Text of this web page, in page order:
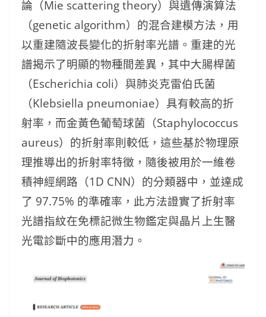
論（Mie scattering theory）與遺傳演算法
（genetic algorithm）的混合建模方法，用
以重建隨波長變化的折射率光譜。重建的光
譜揭示了明顯的物種間差異，其中大腸桿菌
（Escherichia coli）與肺炎克雷伯氏菌
（Klebsiella pneumoniae）具有較高的折
射率，而金黃色葡萄球菌（Staphylococcus
aureus）的折射率則較低，這些基於物理原
理推導出的折射率特徵，隨後被用於一維卷
積神經網路（1D CNN）的分類器中，並達成
了 97.75% 的準確率，此方法證實了折射率
光譜指紋在免標記微生物鑑定與晶片上生醫
光電診斷中的應用潛力。